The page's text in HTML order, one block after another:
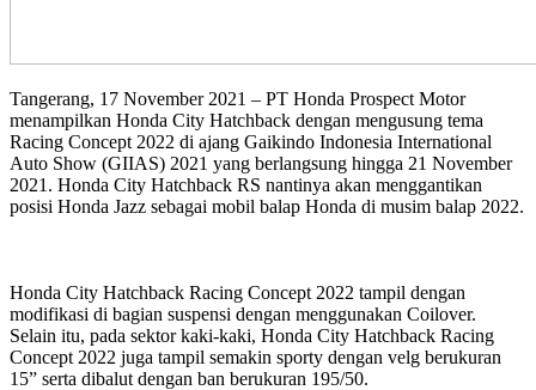
Tangerang, 17 November 2021 – PT Honda Prospect Motor
menampilkan Honda City Hatchback dengan mengusung tema
Racing Concept 2022 di ajang Gaikindo Indonesia International
Auto Show (GIIAS) 2021 yang berlangsung hingga 21 November
2021. Honda City Hatchback RS nantinya akan menggantikan
posisi Honda Jazz sebagai mobil balap Honda di musim balap 2022.
Honda City Hatchback Racing Concept 2022 tampil dengan
modifikasi di bagian suspensi dengan menggunakan Coilover.
Selain itu, pada sektor kaki-kaki, Honda City Hatchback Racing
Concept 2022 juga tampil semakin sporty dengan velg berukuran
15” serta dibalut dengan ban berukuran 195/50.